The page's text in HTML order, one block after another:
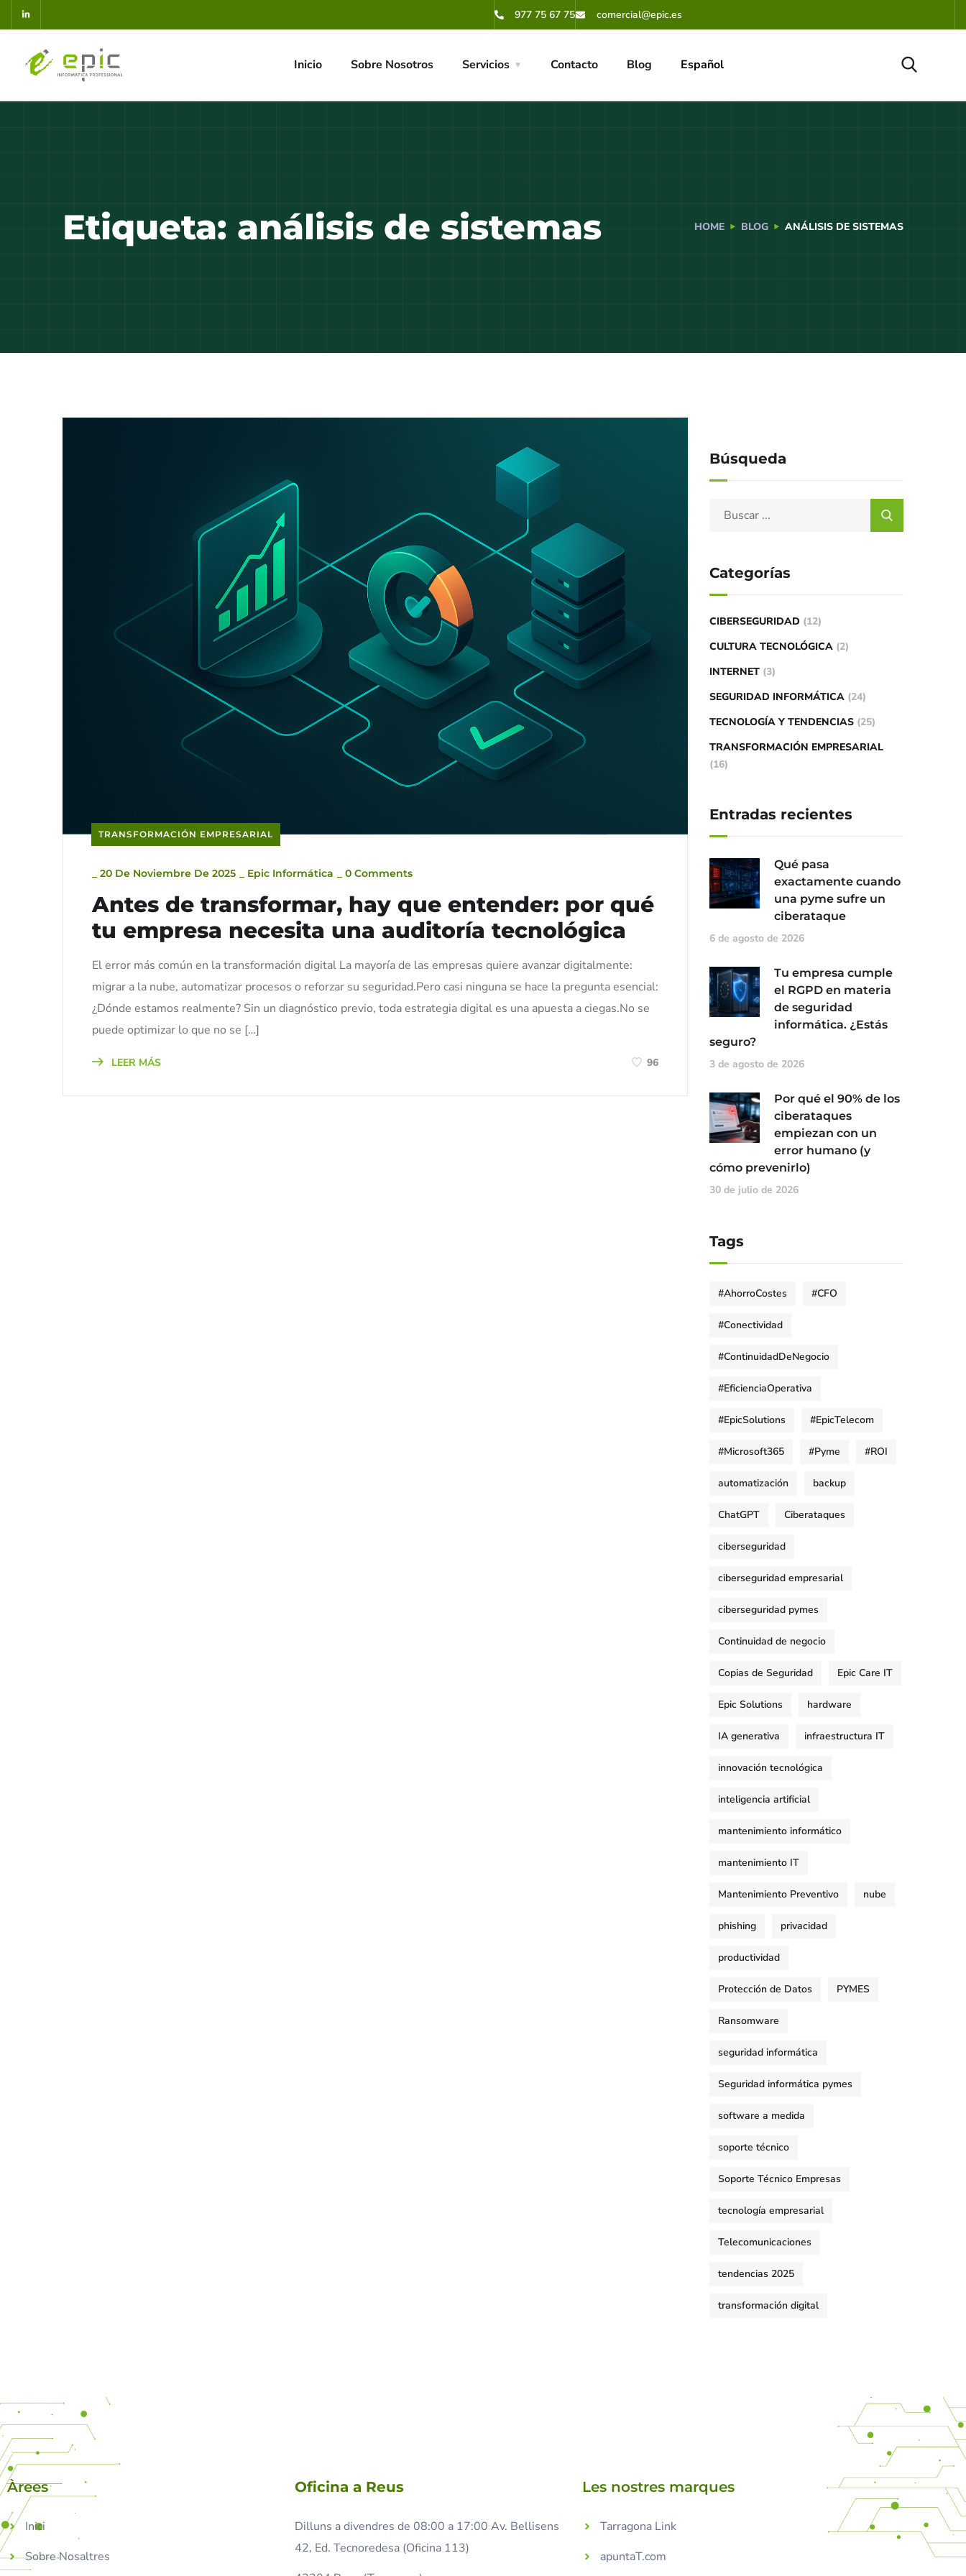
977 75 67 75 comercial@epic.es
Inicio Sobre Nosotros Servicios Contacto Blog Español
Etiqueta: análisis de sistemas HOME BLOG ANÁLISIS DE SISTEMAS
TRANSFORMACIÓN EMPRESARIAL
20 De Noviembre De 2025 Epic Informática 0 Comments
Antes de transformar, hay que entender: por qué
tu empresa necesita una auditoría tecnológica
El error más común en la transformación digital La mayoría de las empresas quiere avanzar digitalmente:
migrar a la nube, automatizar procesos o reforzar su seguridad.Pero casi ninguna se hace la pregunta esencial:
¿Dónde estamos realmente? Sin un diagnóstico previo, toda estrategia digital es una apuesta a ciegas.No se
puede optimizar lo que no se […]
LEER MÁS 96
Búsqueda
Categorías
CIBERSEGURIDAD (12)
CULTURA TECNOLÓGICA (2)
INTERNET (3)
SEGURIDAD INFORMÁTICA (24)
TECNOLOGÍA Y TENDENCIAS (25)
TRANSFORMACIÓN EMPRESARIAL
(16)
Entradas recientes
Qué pasa
exactamente cuando
una pyme sufre un
ciberataque
6 de agosto de 2026
Tu empresa cumple
el RGPD en materia
de seguridad
informática. ¿Estás
seguro?
3 de agosto de 2026
Por qué el 90% de los
ciberataques
empiezan con un
error humano (y
cómo prevenirlo)
30 de julio de 2026
Tags
#AhorroCostes #CFO
#Conectividad
#ContinuidadDeNegocio
#EficienciaOperativa
#EpicSolutions #EpicTelecom
#Microsoft365 #Pyme #ROI
automatización backup
ChatGPT Ciberataques
ciberseguridad
ciberseguridad empresarial
ciberseguridad pymes
Continuidad de negocio
Copias de Seguridad Epic Care IT
Epic Solutions hardware
IA generativa infraestructura IT
innovación tecnológica
inteligencia artificial
mantenimiento informático
mantenimiento IT
Mantenimiento Preventivo nube
phishing privacidad
productividad
Protección de Datos PYMES
Ransomware
seguridad informática
Seguridad informática pymes
software a medida
soporte técnico
Soporte Técnico Empresas
tecnología empresarial
Telecomunicaciones
tendencias 2025
transformación digital
Àrees
Inici
Sobre Nosaltres
Oficina a Reus
Dilluns a divendres de 08:00 a 17:00 Av. Bellisens
42, Ed. Tecnoredesa (Oficina 113)
Les nostres marques
Tarragona Link
apuntaT.com